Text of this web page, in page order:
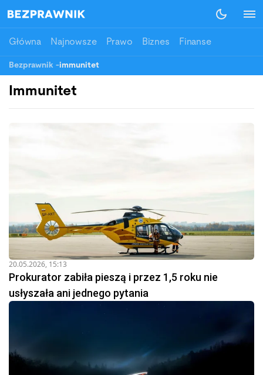
Główna Najnowsze Prawo Biznes Finanse
Bezprawnik -immunitet
Immunitet
20.05.2026, 15:13
Prokurator zabiła pieszą i przez 1,5 roku nie
usłyszała ani jednego pytania